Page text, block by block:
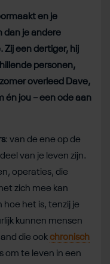
en je
dan je andere
een dertiger, hij
personen,
overleed Dave,
én jou – een ode aan
: van de ene op de
van je leven zijn.
operaties, die
zich mee kan
het is, tenzij je
kunnen mensen
die ookchronisch
om te leven in een